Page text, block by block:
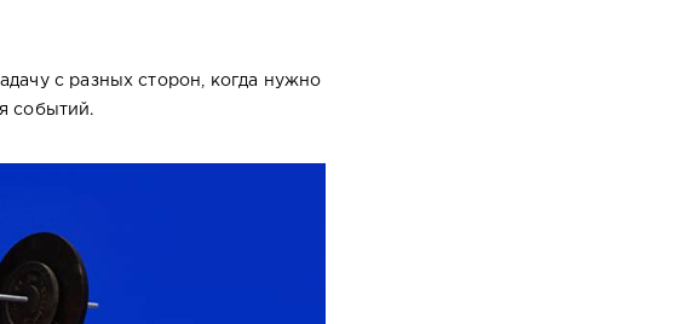
с разных сторон, когда нужно
событий.